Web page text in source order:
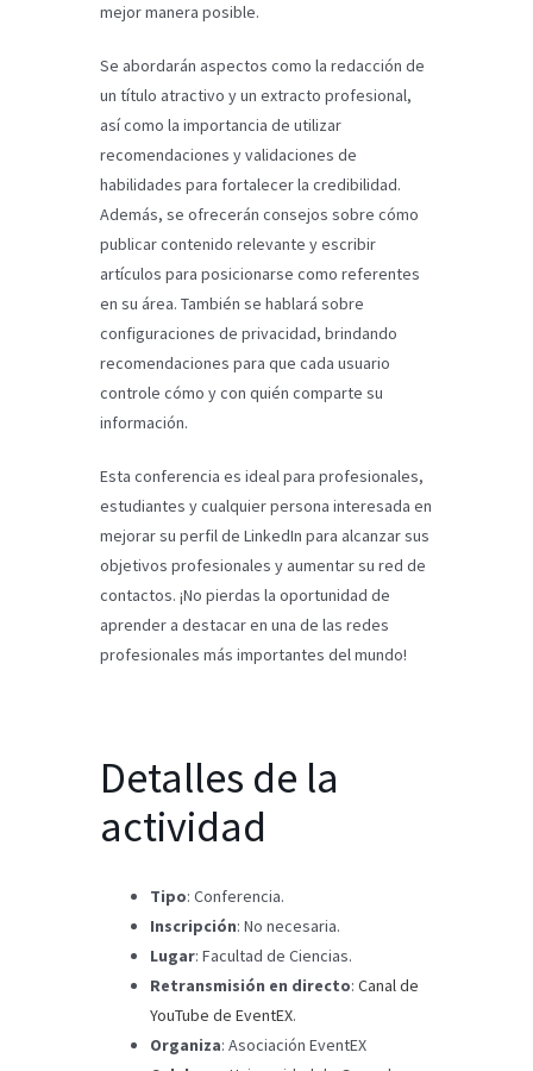
mejor manera posible.
Se abordarán aspectos como la redacción de
un título atractivo y un extracto profesional,
así como la importancia de utilizar
recomendaciones y validaciones de
habilidades para fortalecer la credibilidad.
Además, se ofrecerán consejos sobre cómo
publicar contenido relevante y escribir
artículos para posicionarse como referentes
en su área. También se hablará sobre
configuraciones de privacidad, brindando
recomendaciones para que cada usuario
controle cómo y con quién comparte su
información.
Esta conferencia es ideal para profesionales,
estudiantes y cualquier persona interesada en
mejorar su perfil de LinkedIn para alcanzar sus
objetivos profesionales y aumentar su red de
contactos. ¡No pierdas la oportunidad de
aprender a destacar en una de las redes
profesionales más importantes del mundo!
Detalles de la
actividad
Tipo: Conferencia.
Inscripción: No necesaria.
Lugar: Facultad de Ciencias.
Retransmisión en directo: Canal de
YouTube de EventEX.
Organiza: Asociación EventEX